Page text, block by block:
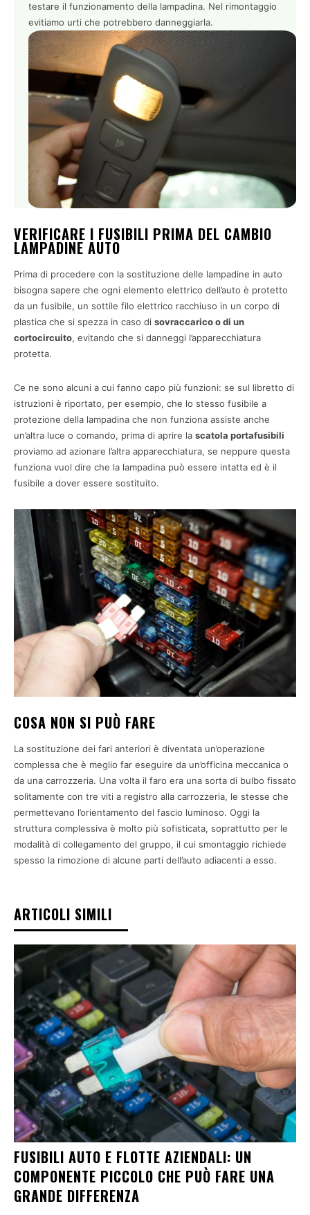
testare il funzionamento della lampadina. Nel rimontaggio
evitiamo urti che potrebbero danneggiarla.
VERIFICARE I FUSIBILI PRIMA DEL CAMBIO
LAMPADINE AUTO
Prima di procedere con la sostituzione delle lampadine in auto
bisogna sapere che ogni elemento elettrico dell’auto è protetto
da un fusibile, un sottile filo elettrico racchiuso in un corpo di
plastica che si spezza in caso di sovraccarico o di un
cortocircuito, evitando che si danneggi l’apparecchiatura
protetta.
Ce ne sono alcuni a cui fanno capo più funzioni: se sul libretto di
istruzioni è riportato, per esempio, che lo stesso fusibile a
protezione della lampadina che non funziona assiste anche
un’altra luce o comando, prima di aprire la scatola portafusibili
proviamo ad azionare l’altra apparecchiatura, se neppure questa
funziona vuol dire che la lampadina può essere intatta ed è il
fusibile a dover essere sostituito.
COSA NON SI PUÒ FARE
La sostituzione dei fari anteriori è diventata un’operazione
complessa che è meglio far eseguire da un’officina meccanica o
da una carrozzeria. Una volta il faro era una sorta di bulbo fissato
solitamente con tre viti a registro alla carrozzeria, le stesse che
permettevano l’orientamento del fascio luminoso. Oggi la
struttura complessiva è molto più sofisticata, soprattutto per le
modalità di collegamento del gruppo, il cui smontaggio richiede
spesso la rimozione di alcune parti dell’auto adiacenti a esso.
ARTICOLI SIMILI
FUSIBILI AUTO E FLOTTE AZIENDALI: UN
COMPONENTE PICCOLO CHE PUÒ FARE UNA
GRANDE DIFFERENZA